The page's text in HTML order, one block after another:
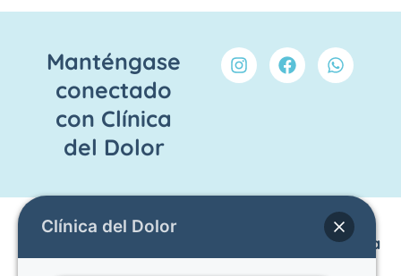
Manténgase
conectado
con Clínica
del Dolor
I
n
s
m
F
a
c
W
h
a
Páginas
Haga una
cita
Clínica del Dolor